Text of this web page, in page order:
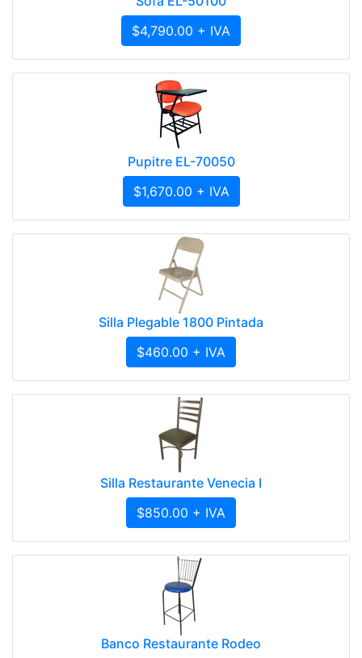
$4,790.00 + IVA
Pupitre EL-70050
$1,670.00 + IVA
Silla Plegable 1800 Pintada
$460.00 + IVA
Silla Restaurante Venecia I
$850.00 + IVA
Banco Restaurante Rodeo